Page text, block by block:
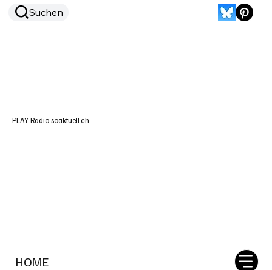
HOME
Suchen
PLAY Radio soaktuell.ch